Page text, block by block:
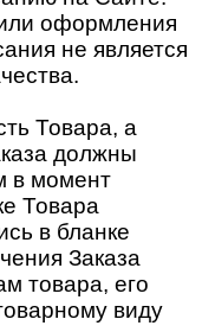
оформления
не является
Товара, а
должны
в момент
Товара
в бланке
Заказа
товара, его
виду